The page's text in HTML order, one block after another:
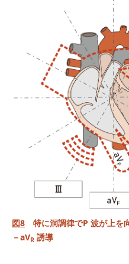
図8 特に洞調律でP 波が上を
－aVR 誘導